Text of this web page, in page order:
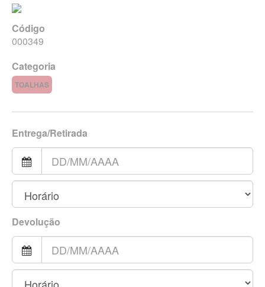
Código
000349
Categoria
TOALHAS
Entrega/Retirada
Devolução